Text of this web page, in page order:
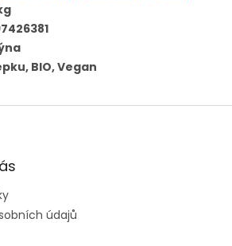
BIO, Vegan
údajů